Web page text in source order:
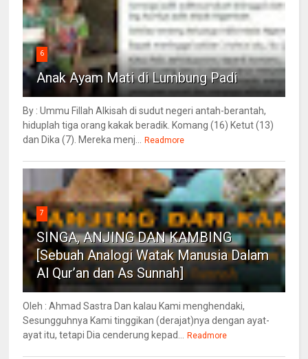
6
Anak Ayam Mati di Lumbung Padi
By : Ummu Fillah Alkisah di sudut negeri antah-berantah,
hiduplah tiga orang kakak beradik. Komang (16) Ketut (13)
dan Dika (7). Mereka menj... Readmore
7
SINGA, ANJING DAN KAMBING
[Sebuah Analogi Watak Manusia Dalam
Al Qur’an dan As Sunnah]
Oleh : Ahmad Sastra Dan kalau Kami menghendaki,
Sesungguhnya Kami tinggikan (derajat)nya dengan ayat-
ayat itu, tetapi Dia cenderung kepad... Readmore